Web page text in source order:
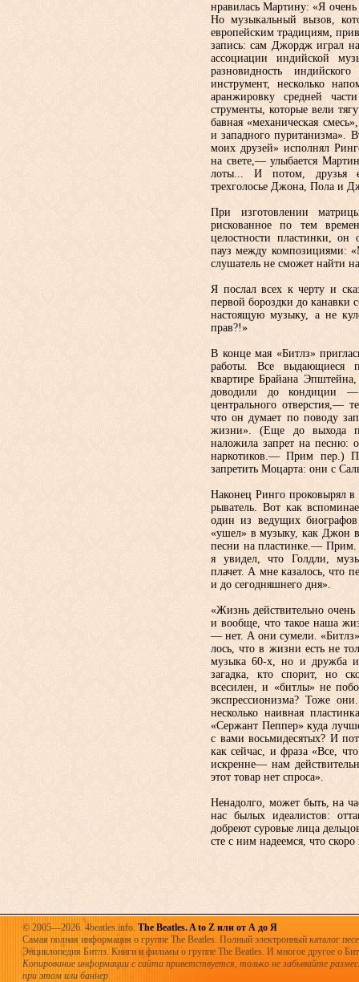
нравилась Мартину: «Я
Но музыкальный вызов,
евро­пейским традициям,
запись: сам Джордж играл
ассоциации индийской
разновидность
инструмент, несколько
аранжировку средней
струменты, которые вели
бавная «механическая
и западного
моих друзей» исполнял
на свете,— улыбается
лоты... И потом, друзья
трехголосье Джона, Пола и
При изготовлении
рискован­ное по тем
целостности пла­стинки, он
пауз между компози­циями:
слушатель не сможет найти
Я послал всех к черту и
первой бороздки до канавки
настоя­щую музыку, а не
прав?!»
В конце мая «Битлз»
ра­боты. Все выдающиеся
квартире Брайана
доводили до кон­диции —
центрального отверстия,—
что он думает по поводу
жизни». (Еще до выхода
наложила запрет на песню:
наркоти­ков.— Прим пер.)
запретить Мо­царта: они с
Наконец Ринго проковырял
рыватель. Вот как
один из ведущих
«ушел» в му­зыку, как Джон в
песни на плас­тинке.— Прим.
я увидел, что Голдли,
плачет. А мне каза­лось, что
и до сегодняшнего дня».
«Жизнь действительно
и вообще, что такое наша
— нет. А они сумели.
лось, что в жизни есть не
музыка 60-х, но и дружба
загад­ка, кто спорит, но
всесилен, и «битлы» не
экспрессионизма? Тоже
несколько наивная
«Сержант Пеппер» куда
с вами восьмидесятых? И
как сейчас, и фраза «Все,
искренне— нам
этот товар нет спроса».
Ненадолго, может быть, на
нас былых идеалистов:
добреют суровые лица
сте с ним надеемся, что
© 2005—2026. 4beatles.info. The Beatles. A to Z или от А до Я
Самая полная информация о группе The Beatles. Полный электронный каталог
Энциклопедия Битлз. Книги и фильмы о группе The Beatles. И многое другое о
Копирование информации с сайта приветствуется, только не забывайте
при этом или баннер